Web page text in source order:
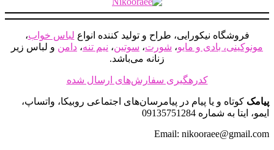
در
محصول
انتخاب
فروشگاه نیکورایی، طراح و تولید کننده انواع لباس خواب،
مونوکینی، بادی و مایو، شورت، سوتین، نیم تنه، دامن و لباس زیر
زنانه می‌باشد.
کدرهگیری سفارش‌های ارسال شده
پیامک کوتاه و یا پیام در پیامرسان‌های اجتماعی روبیکا، واتساپ،
ایمو، ایتا به شماره 09135751284
Email: nikooraee@gmail.com